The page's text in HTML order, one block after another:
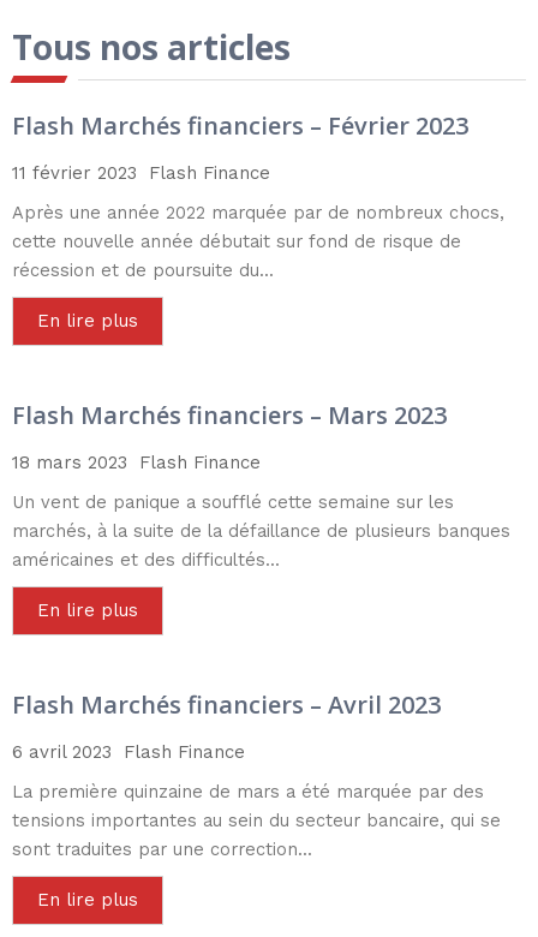
Tous nos articles
Flash Marchés financiers – Février 2023
11 février 2023
Flash Finance
Après une année 2022 marquée par de nombreux chocs,
cette nouvelle année débutait sur fond de risque de
récession et de poursuite du...
En lire plus
Flash Marchés financiers – Mars 2023
18 mars 2023
Flash Finance
Un vent de panique a soufflé cette semaine sur les
marchés, à la suite de la défaillance de plusieurs banques
américaines et des difficultés...
En lire plus
Flash Marchés financiers – Avril 2023
6 avril 2023
Flash Finance
La première quinzaine de mars a été marquée par des
tensions importantes au sein du secteur bancaire, qui se
sont traduites par une correction...
En lire plus